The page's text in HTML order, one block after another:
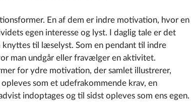
En af dem er indre motivation, hvor en
egen interesse og lyst. I daglig tale er det
til læselyst. Som en pendant til indre
man undgår eller fravælger en aktivitet.
for ydre motivation, der samlet illustrerer,
som et udefrakommende krav, en
indoptages og til sidst opleves som ens egen.